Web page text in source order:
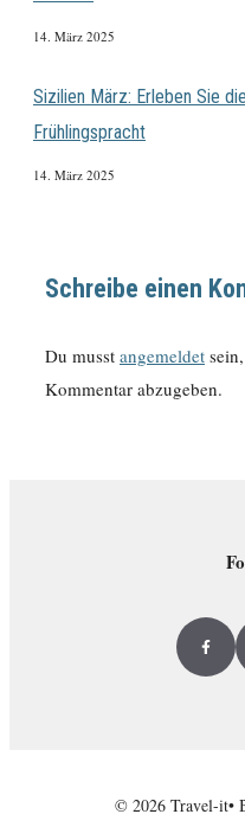
14. März 2025
Sizilien März: Erleben Sie die
Frühlingspracht
14. März 2025
Schreibe einen
Du musst angemeldet
Kommentar abzugeben.
© 2026 Travel-it•